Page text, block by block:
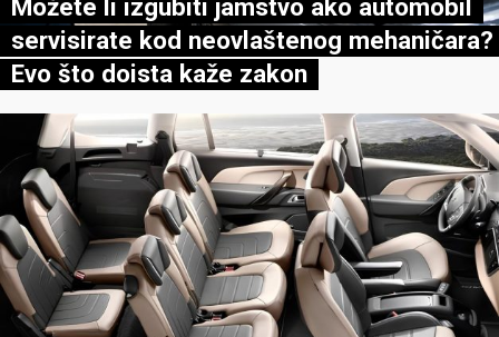
Možete li izgubiti jamstvo ako automobil
servisirate kod neovlaštenog mehaničara?
Evo što doista kaže zakon